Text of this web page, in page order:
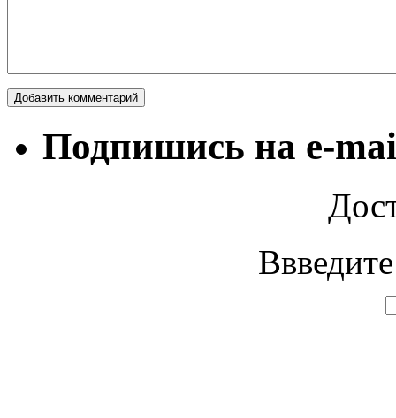
Подпишись на e-